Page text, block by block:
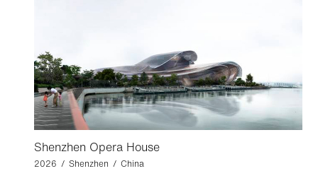
Shenzhen Opera House
2026 / Shenzhen / China